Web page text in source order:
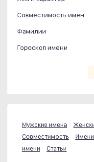
Совместимость имен
Фамилии
Гороскоп имени
Мужские имена
Совместимость
имени
Статьи